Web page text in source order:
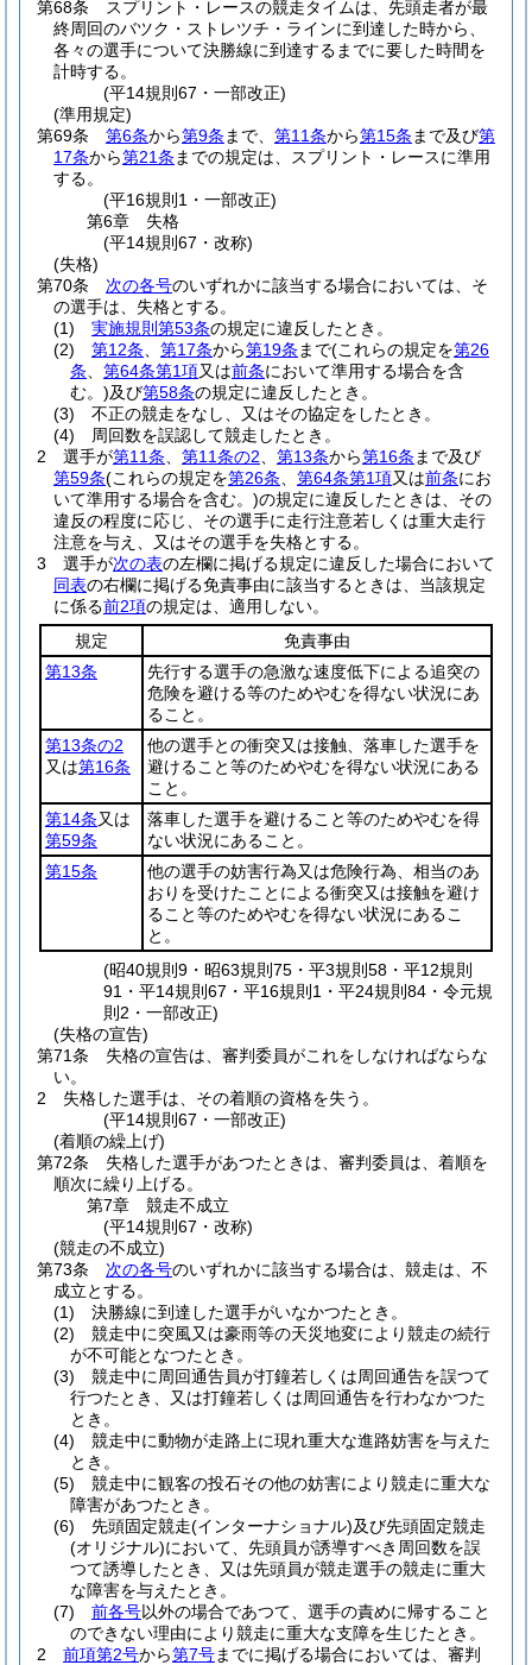
第68条
スプリント・レースの競走タイムは、先頭走者が最
終周回のバツク・ストレツチ・ラインに到達した時から、
各々の選手について決勝線に到達するまでに要した時間を
計時する。
(平14規則67・一部改正)
(準用規定)
第69条
第6条から第9条 まで、 第11条から第15条 まで及び第
17条から第21条 までの規定は、スプリント・レースに準用
する。
(平16規則1・一部改正)
第6章
失格
(平14規則67・改称)
(失格)
第70条
次の各号のいずれかに該当する場合においては、そ
の選手は、失格とする。
(1)
実施規則第53条の規定に違反したとき。
(2)
第12条 第17条から第19条 まで(これらの規定を第26
条
第64条第1項又は前条において準用する場合を含
む。)及び第58条の規定に違反したとき。
(3)
不正の競走をなし、又はその協定をしたとき。
(4)
周回数を誤認して競走したとき。
2
選手が第11条 第11条の2 第13条から第16条 まで及び
第59条(これらの規定を第26条 第64条第1項又は前条にお
いて準用する場合を含む。)の規定に違反したときは、その
違反の程度に応じ、その選手に走行注意若しくは重大走行
注意を与え、又はその選手を失格とする。
3
選手が次の表の左欄に掲げる規定に違反した場合において
同表の右欄に掲げる免責事由に該当するときは、当該規定
に係る前2項の規定は、適用しない。
規定
免責事由
第13条
先行する選手の急激な速度低下による追突の
危険を避ける等のためやむを得ない状況にあ
ること。
第13条の2
又は第16条
他の選手との衝突又は接触、落車した選手を
避けること等のためやむを得ない状況にある
こと。
第14条又は
第59条
落車した選手を避けること等のためやむを得
ない状況にあること。
第15条
他の選手の妨害行為又は危険行為、相当のあ
おりを受けたことによる衝突又は接触を避け
ること等のためやむを得ない状況にあるこ
と。
(昭40規則9・昭63規則75・平3規則58・平12規則
91・平14規則67・平16規則1・平24規則84・令元規
則2・一部改正)
(失格の宣告)
第71条
失格の宣告は、審判委員がこれをしなければならな
い。
2
失格した選手は、その着順の資格を失う。
(平14規則67・一部改正)
(着順の繰上げ)
第72条
失格した選手があつたときは、審判委員は、着順を
順次に繰り上げる。
第7章
競走不成立
(平14規則67・改称)
(競走の不成立)
第73条
次の各号のいずれかに該当する場合は、競走は、不
成立とする。
(1)
決勝線に到達した選手がいなかつたとき。
(2)
競走中に突風又は豪雨等の天災地変により競走の続行
が不可能となつたとき。
(3)
競走中に周回通告員が打鐘若しくは周回通告を誤つて
行つたとき、又は打鐘若しくは周回通告を行わなかつた
とき。
(4)
競走中に動物が走路上に現れ重大な進路妨害を与えた
とき。
(5)
競走中に観客の投石その他の妨害により競走に重大な
障害があつたとき。
(6)
先頭固定競走(インターナショナル)及び先頭固定競走
(オリジナル)において、先頭員が誘導すべき周回数を誤
つて誘導したとき、又は先頭員が競走選手の競走に重大
な障害を与えたとき。
(7)
前各号以外の場合であつて、選手の責めに帰すること
のできない理由により競走に重大な支障を生じたとき。
2
前項第2号から第7号までに掲げる場合においては、審判